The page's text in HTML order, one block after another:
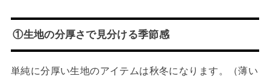
①生地の分厚さで見分ける季節感
単純に分厚い生地のアイテムは秋冬になります。（薄い